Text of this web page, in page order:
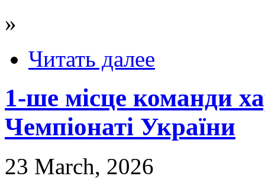
»
Читать далее
1-ше місце команди
Чемпіонаті України
23 March, 2026